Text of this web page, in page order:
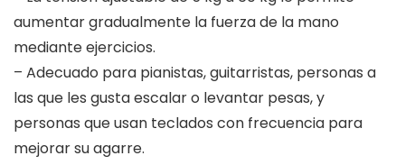
aumentar gradualmente la fuerza de la mano
mediante ejercicios.
– Adecuado para pianistas, guitarristas, personas a
las que les gusta escalar o levantar pesas, y
personas que usan teclados con frecuencia para
mejorar su agarre.